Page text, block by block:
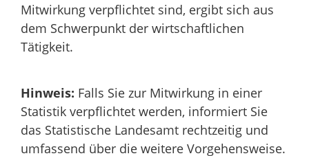
Mitwirkung verpflichtet sind, ergibt sich aus
dem Schwerpunkt der wirtschaftlichen
Tätigkeit.
Hinweis: Falls Sie zur Mitwirkung in einer
Statistik verpflichtet werden, informiert Sie
das Statistische Landesamt rechtzeitig und
umfassend über die weitere Vorgehensweise.